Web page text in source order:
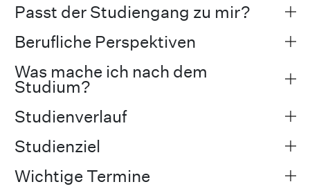
Passt der Studiengang zu mir?
Berufliche Perspektiven
Was mache ich nach dem
Studium?
Studienverlauf
Studienziel
Wichtige Termine